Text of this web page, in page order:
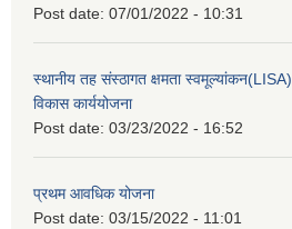
Post date: 07/01/2022 - 10:31
स्थानीय तह संस्ठागत क्षमता
विकास कार्ययोजना
Post date: 03/23/2022 - 16:52
प्रथम आवधिक योजना
Post date: 03/15/2022 - 11:01